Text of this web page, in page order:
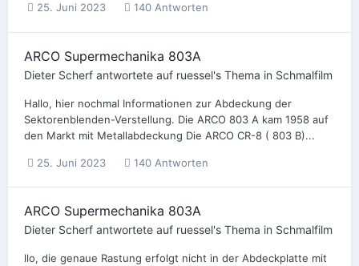
25. Juni 2023 140 Antworten
ARCO Supermechanika 803A
Dieter Scherf antwortete auf ruessel's Thema in Schmalfilm
Hallo, hier nochmal Informationen zur Abdeckung der
Sektorenblenden-Verstellung. Die ARCO 803 A kam 1958 auf
den Markt mit Metallabdeckung Die ARCO CR-8 ( 803 B)...
25. Juni 2023 140 Antworten
ARCO Supermechanika 803A
Dieter Scherf antwortete auf ruessel's Thema in Schmalfilm
llo, die genaue Rastung erfolgt nicht in der Abdeckplatte mit